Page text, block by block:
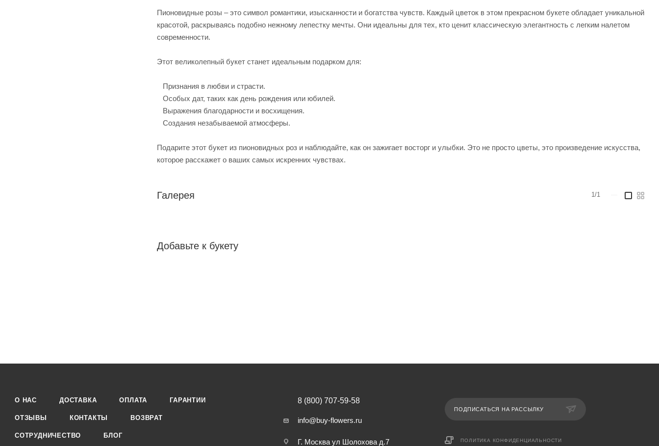
Пионовидные розы – это символ романтики, изысканности и богатства чувств. Каждый цветок в этом прекрасном букете обладает уникальной
красотой, раскрываясь подобно нежному лепестку мечты. Они идеальны для тех, кто ценит классическую элегантность с легким налетом
современности.
Этот великолепный букет станет идеальным подарком для:
Признания в любви и страсти.
Особых дат, таких как день рождения или юбилей.
Выражения благодарности и восхищения.
Создания незабываемой атмосферы.
Подарите этот букет из пионовидных роз и наблюдайте, как он зажигает восторг и улыбки. Это не просто цветы, это произведение искусства,
которое расскажет о ваших самых искренних чувствах.
Галерея 1/1
Добавьте к букету
О НАС ДОСТАВКА ОПЛАТА ГАРАНТИИ
ОТЗЫВЫ КОНТАКТЫ ВОЗВРАТ
СОТРУДНИЧЕСТВО БЛОГ
8 (800) 707-59-58
info@buy-flowers.ru
Г. Москва ул Шолохова д.7
ПОДПИСАТЬСЯ НА РАССЫЛКУ
ПОЛИТИКА КОНФИДЕНЦИАЛЬНОСТИ